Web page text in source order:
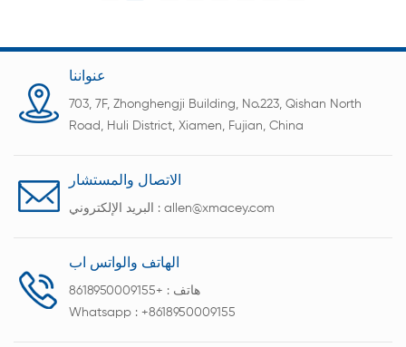
عنواننا
703, 7F, Zhonghengji Building, No.223, Qishan North
Road, Huli District, Xiamen, Fujian, China
الاتصال والمستشار
البريد الإلكتروني : allen@xmacey.com
الهاتف والواتس اب
هاتف : +8618950009155
Whatsapp : +8618950009155